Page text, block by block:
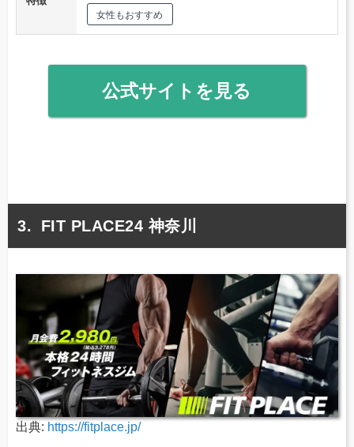
女性もおすすめ
公式サイトを見る
FIT PLACE24 神奈川
出典: https://fitplace.jp/